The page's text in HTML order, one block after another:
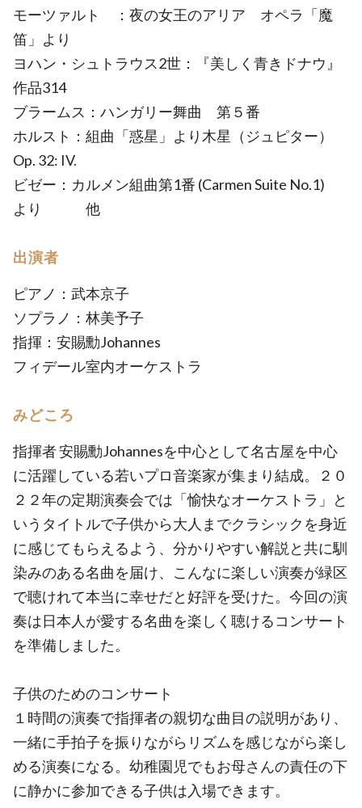
モーツァルト ：夜の女王のアリア オペラ「魔
笛」より
ヨハン・シュトラウス2世：『美しく青きドナウ』
作品314
ブラームス：ハンガリー舞曲 第５番
ホルスト：組曲「惑星」より木星（ジュピター）
Op. 32: IV.
ビゼー：カルメン組曲第1番 (Carmen Suite No.1)
より 他
出演者
ピアノ：武本京子
ソプラノ：林美予子
指揮：安賜勳Johannes
フィデール室内オーケストラ
みどころ
指揮者 安賜勳Johannesを中心として名古屋を中心
に活躍している若いプロ音楽家が集まり結成。２０
２２年の定期演奏会では「愉快なオーケストラ」と
いうタイトルで子供から大人までクラシックを身近
に感じてもらえるよう、分かりやすい解説と共に馴
染みのある名曲を届け、こんなに楽しい演奏が緑区
で聴けれて本当に幸せだと好評を受けた。今回の演
奏は日本人が愛する名曲を楽しく聴けるコンサート
を準備しました。
子供のためのコンサート
１時間の演奏で指揮者の親切な曲目の説明があり、
一緒に手拍子を振りながらリズムを感じながら楽し
める演奏になる。幼稚園児でもお母さんの責任の下
に静かに参加できる子供は入場できます。